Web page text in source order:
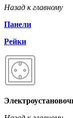
Назад к главному
Панели
Рейки